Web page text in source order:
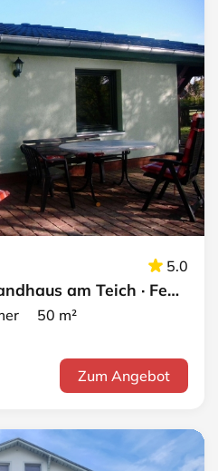
5.0
Ferienwohnungen Landhaus am Teich · Ferienhaus lila
50 m²
Zum Angebot